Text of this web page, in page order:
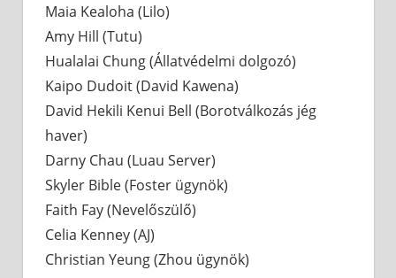
Maia Kealoha (Lilo)
Amy Hill (Tutu)
Hualalai Chung (Állatvédelmi dolgozó)
Kaipo Dudoit (David Kawena)
David Hekili Kenui Bell (Borotválkozás jég
haver)
Darny Chau (Luau Server)
Skyler Bible (Foster ügynök)
Faith Fay (Nevelőszülő)
Celia Kenney (AJ)
Christian Yeung (Zhou ügynök)